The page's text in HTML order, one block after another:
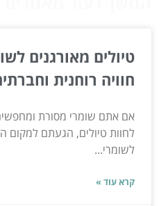
טיולים מאורגנים
חוויה רוחנית
אם אתם שומרי מסורת
לחוות טיולים, הגעתם למקום
לשומרי...
קרא עוד »